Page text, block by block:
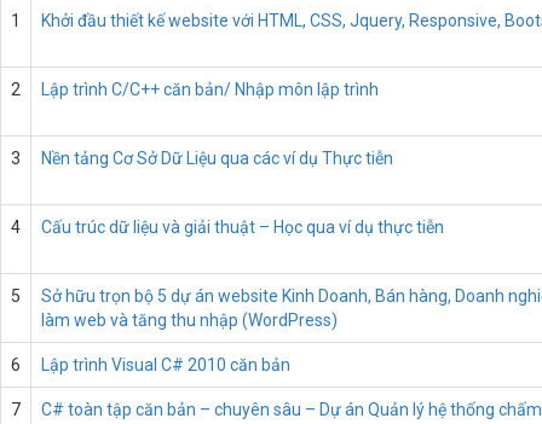
1 Khởi đầu thiết kế website với HTML, CSS, Jquery, Responsive,
2 Lập trình C/C++ căn bản/ Nhập môn lập trình
3 Nền tảng Cơ Sở Dữ Liệu qua các ví dụ Thực tiễn
4 Cấu trúc dữ liệu và giải thuật – Học qua ví dụ thực tiễn
5
Sở hữu trọn bộ 5 dự án website Kinh Doanh, Bán hàng, Doanh
làm web và tăng thu nhập (WordPress)
6 Lập trình Visual C# 2010 căn bản
7 C# toàn tập căn bản – chuyên sâu – Dự án Quản lý hệ thống